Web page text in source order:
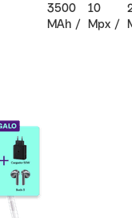
3500
MAh
10
Mpx